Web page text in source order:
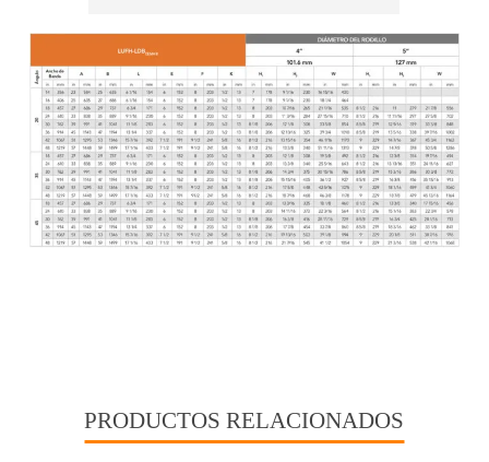
PRODUCTOS RELACIONADOS